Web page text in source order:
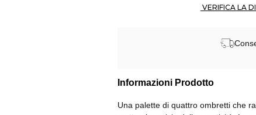
Informazioni Prodotto
Una palette di quattro ombretti che